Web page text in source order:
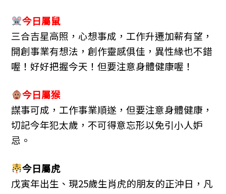
今日屬鼠
三合吉星高照，心想事成，工作升遷加薪有望，
開創事業有想法，創作靈感俱佳，異性緣也不錯
喔！好好把握今天！但要注意身體健康喔！
今日屬猴
謀事可成，工作事業順遂，但要注意身體健康，
切記今年犯太歲，不可得意忘形以免引小人妒
忌。
今日屬虎
戊寅年出生、現25歲生肖虎的朋友的正沖日，凡